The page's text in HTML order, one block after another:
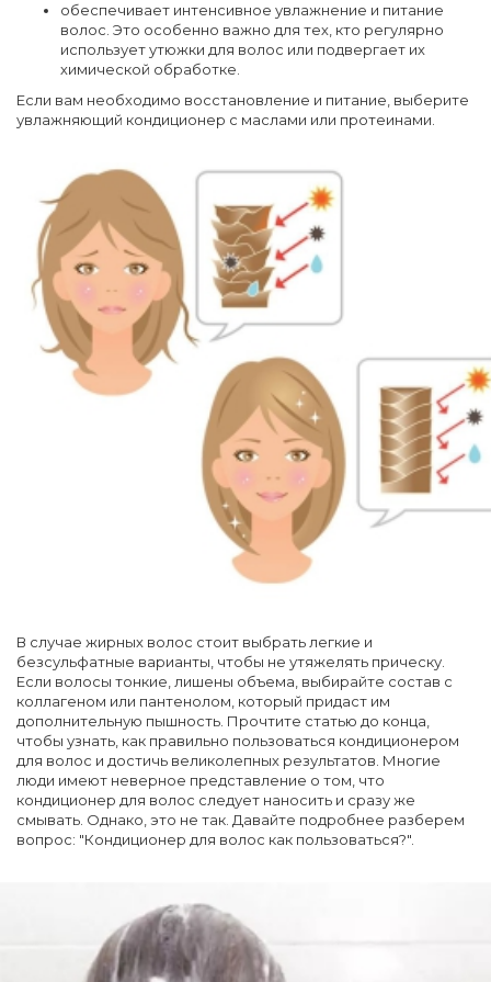
обеспечивает интенсивное увлажнение и питание
волос. Это особенно важно для тех, кто регулярно
использует утюжки для волос или подвергает их
химической обработке.
Если вам необходимо восстановление и питание, выберите
увлажняющий кондиционер с маслами или протеинами.
В случае жирных волос стоит выбрать легкие и
безсульфатные варианты, чтобы не утяжелять прическу.
Если волосы тонкие, лишены объема, выбирайте состав с
коллагеном или пантенолом, который придаст им
дополнительную пышность. Прочтите статью до конца,
чтобы узнать, как правильно пользоваться кондиционером
для волос и достичь великолепных результатов. Многие
люди имеют неверное представление о том, что
кондиционер для волос следует наносить и сразу же
смывать. Однако, это не так. Давайте подробнее разберем
вопрос: "Кондиционер для волос как пользоваться?".